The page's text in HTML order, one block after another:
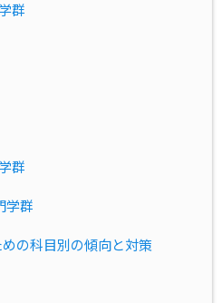
群
群
学群
の科目別の傾向と対策